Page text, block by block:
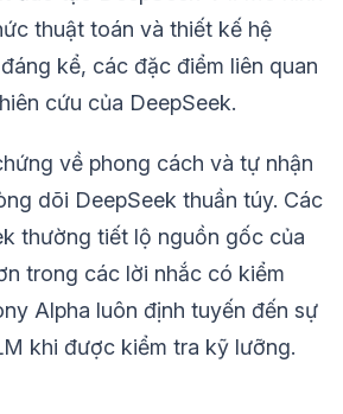
thuật toán và thiết kế hệ
kể, các đặc điểm liên quan
cứu của DeepSeek.
về phong cách và tự nhận
dõi DeepSeek thuần túy. Các
thường tiết lộ nguồn gốc của
trong các lời nhắc có kiểm
Alpha luôn định tuyến đến sự
khi được kiểm tra kỹ lưỡng.